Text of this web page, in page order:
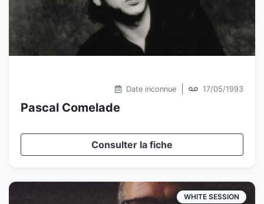
Date inconnue 17/05/1993
Pascal Comelade
Consulter la fiche
WHITE SESSION